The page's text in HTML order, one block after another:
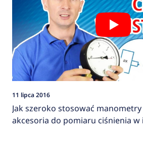
11 lipca 2016
Jak szeroko stosować
akcesoria do pomiaru ciśnienia w